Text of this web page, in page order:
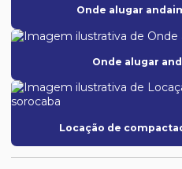
Onde alugar
Onde alugar
Locação de